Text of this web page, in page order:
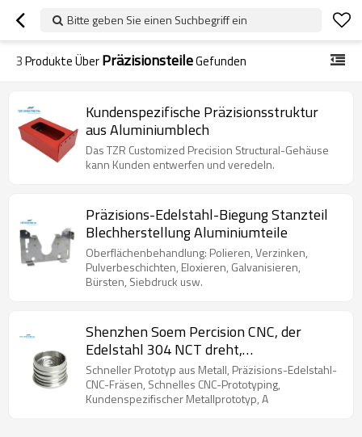
Bitte geben Sie einen Suchbegriff ein
3Produkte ÜberPräzisionsteileGefunden
Kundenspezifische Präzisionsstruktur
aus Aluminiumblech
Das TZR Customized Precision Structural-Gehäuse
kann Kunden entwerfen und veredeln.
Präzisions-Edelstahl-Biegung Stanzteil
Blechherstellung Aluminiumteile
Oberflächenbehandlung: Polieren, Verzinken,
Pulverbeschichten, Eloxieren, Galvanisieren,
Bürsten, Siebdruck usw.
Shenzhen Soem Percision CNC, der
Edelstahl 304 NCT dreht,
Blechbearbeitung Service
Schneller Prototyp aus Metall, Präzisions-Edelstahl-
CNC-Fräsen, Schnelles CNC-Prototyping,
Kundenspezifischer Metallprototyp, A